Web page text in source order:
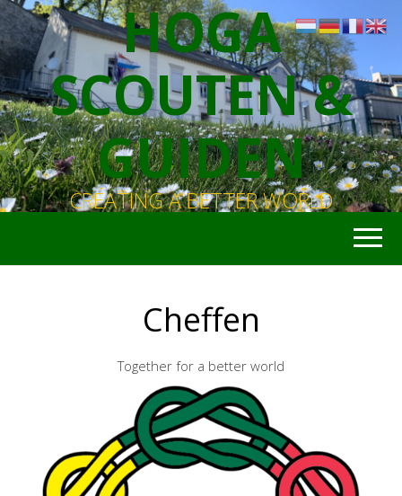
HOGA
SCOUTEN &
GUIDEN
CREATING A BETTER WORLD
Cheffen
Together for a better world